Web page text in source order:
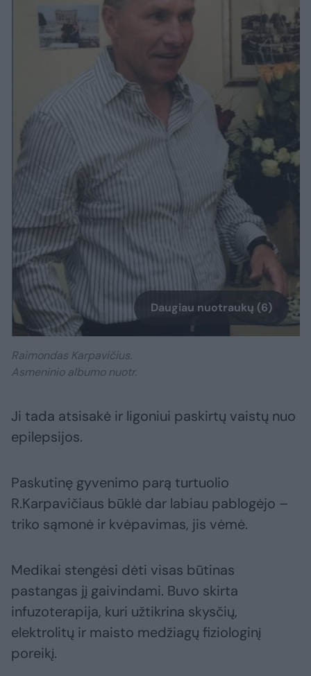
Daugiau nuotraukų (6)
Raimondas Karpavičius.
Asmeninio albumo nuotr.
Ji tada atsisakė ir ligoniui paskirtų vaistų nuo
epilepsijos.
Paskutinę gyvenimo parą turtuolio
R.Karpavičiaus būklė dar labiau pablogėjo –
triko sąmonė ir kvėpavimas, jis vėmė.
Medikai stengėsi dėti visas būtinas
pastangas jį gaivindami. Buvo skirta
infuzoterapija, kuri užtikrina skysčių,
elektrolitų ir maisto medžiagų fiziologinį
poreikį.